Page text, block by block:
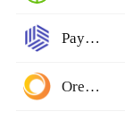
Paymium
Ore.Bz